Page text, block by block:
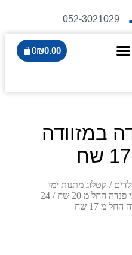
052-3021029
₪0.00
0
במזוודה
/ קטלוג מתנות ימי
/ 24
מ 17 שח